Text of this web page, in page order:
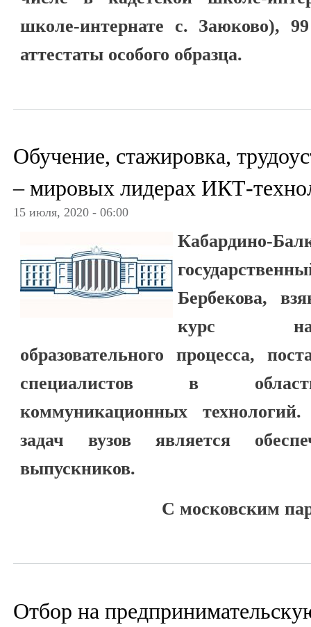
школе-интернате с. Заюково),
аттестаты особого образца.
Обучение, стажировка,
– мировых лидерах ИКТ-
15 июля, 2020 - 06:00
Кабардино-
Бербекова,
курс на
образовательного процесса,
специалистов в
коммуникационных
задач вузов является
выпускников.
С московским
Отбор на